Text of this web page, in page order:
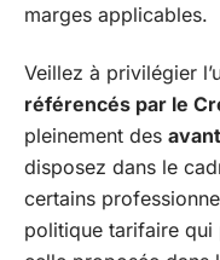
marges applicables.
Veillez à privilégier
référencés par le
pleinement des
disposez dans le
certains
politique tarifaire qui